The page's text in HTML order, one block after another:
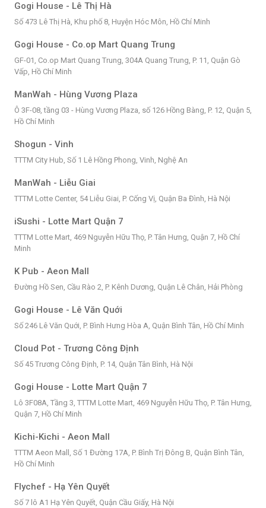
Gogi House - Lê Thị Hà
Số 473 Lê Thị Hà, Khu phố 8, Huyện Hóc Môn, Hồ Chí Minh
Gogi House - Co.op Mart Quang Trung
GF-01, Co.op Mart Quang Trung, 304A Quang Trung, P. 11, Quận Gò
Vấp, Hồ Chí Minh
ManWah - Hùng Vương Plaza
Ô 3F-08, tầng 03 - Hùng Vương Plaza, số 126 Hồng Bàng, P. 12, Quận 5,
Hồ Chí Minh
Shogun - Vinh
TTTM City Hub, Số 1 Lê Hồng Phong, Vinh, Nghệ An
ManWah - Liễu Giai
TTTM Lotte Center, 54 Liễu Giai, P. Cống Vị, Quận Ba Đình, Hà Nội
iSushi - Lotte Mart Quận 7
TTTM Lotte Mart, 469 Nguyễn Hữu Thọ, P. Tân Hưng, Quận 7, Hồ Chí
Minh
K Pub - Aeon Mall
Đường Hồ Sen, Cầu Rào 2, P. Kênh Dương, Quận Lê Chân, Hải Phòng
Gogi House - Lê Văn Quới
Số 246 Lê Văn Quới, P. Bình Hưng Hòa A, Quận Bình Tân, Hồ Chí Minh
Cloud Pot - Trương Công Định
Số 45 Trương Công Định, P. 14, Quận Tân Bình, Hà Nội
Gogi House - Lotte Mart Quận 7
Lô 3F08A, Tầng 3, TTTM Lotte Mart, 469 Nguyễn Hữu Thọ, P. Tân Hưng,
Quận 7, Hồ Chí Minh
Kichi-Kichi - Aeon Mall
TTTM Aeon Mall, Số 1 Đường 17A, P. Bình Trị Đông B, Quận Bình Tân,
Hồ Chí Minh
Flychef - Hạ Yên Quyết
Số 7 lô A1 Hạ Yên Quyết, Quận Cầu Giấy, Hà Nội